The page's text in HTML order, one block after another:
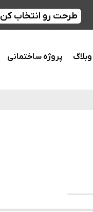
طرحت رو انتخاب کن
وبلاگ پروژه ساختمانی